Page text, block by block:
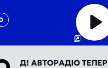
Play
АВТОРАДІО ТЕПЕР У